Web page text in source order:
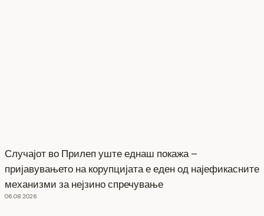
Случајот во Прилеп уште еднаш покажа –
пријавувањето на корупцијата е еден од најефикасните
механизми за нејзино спречување
06.08.2026